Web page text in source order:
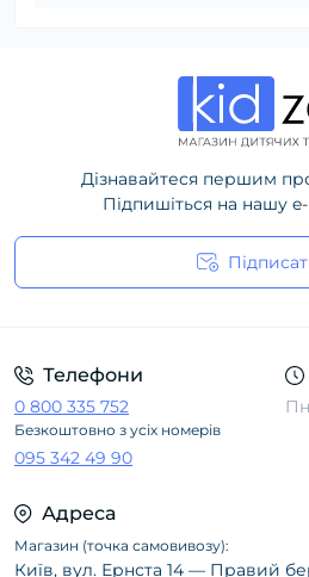
Дізнавайтеся першим
Підпишіться на нашу
Телефони
0 800 335 752
Безкоштовно з усіх номерів
095 342 49 90
Адреса
Магазин (точка самовивозу):
Київ, вул. Ернста 14 — Правий